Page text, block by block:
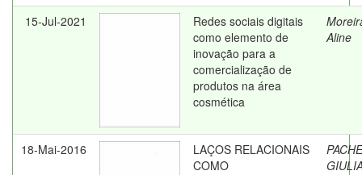
15-Jul-2021
Redes sociais digitais
como elemento de
inovação para a
comercialização de
produtos na área
cosmética
Aline
18-Mai-2016
LAÇOS RELACIONAIS
COMO